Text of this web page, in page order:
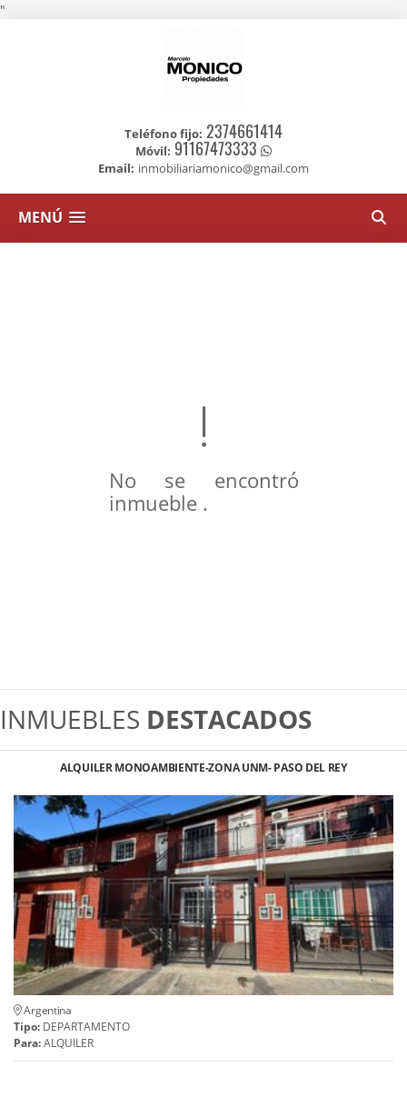
"
Teléfono fijo: 2374661414
Móvil: 91167473333
Email: inmobiliariamonico@gmail.com
MENÚ
No se encontró
inmueble .
INMUEBLES DESTACADOS
ALQUILER MONOAMBIENTE-ZONA UNM- PASO DEL REY
Argentina
Tipo: DEPARTAMENTO
Para:ALQUILER